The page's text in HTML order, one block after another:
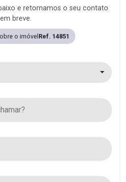
e retornamos o seu contato
em breve.
o imóvel Ref. 14851